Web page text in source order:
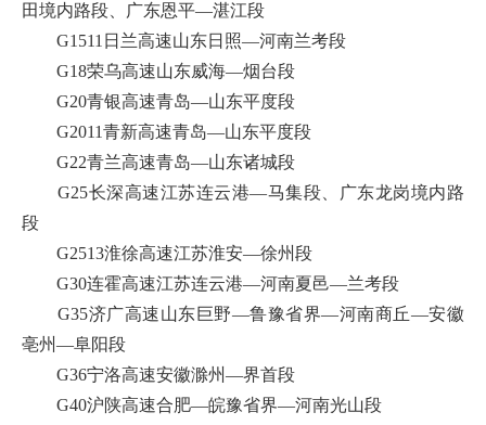
田境内路段、广东恩平—湛江段
G1511日兰高速山东日照—河南兰考段
G18荣乌高速山东威海—烟台段
G20青银高速青岛—山东平度段
G2011青新高速青岛—山东平度段
G22青兰高速青岛—山东诸城段
G25长深高速江苏连云港—马集段、广东龙岗境内路
段
G2513淮徐高速江苏淮安—徐州段
G30连霍高速江苏连云港—河南夏邑—兰考段
G35济广高速山东巨野—鲁豫省界—河南商丘—安徽
亳州—阜阳段
G36宁洛高速安徽滁州—界首段
G40沪陕高速合肥—皖豫省界—河南光山段